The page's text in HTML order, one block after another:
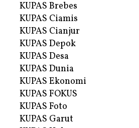
KUPAS Brebes
KUPAS Ciamis
KUPAS Cianjur
KUPAS Depok
KUPAS Desa
KUPAS Dunia
KUPAS Ekonomi
KUPAS FOKUS
KUPAS Foto
KUPAS Garut